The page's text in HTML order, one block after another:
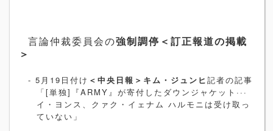
言論仲裁委員会の強制調停＜訂正報道の掲載
＞
- 5 月 19 日付け ＜中央日報＞キム・ジュンヒ記者の記事
「[単独] 『ARMY』が寄付したダウンジャケット···
イ・ヨンス、クァク・イェナム ハルモニは受け取っ
ていない」